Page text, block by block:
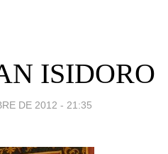
ISIDORO
DE 2012 - 21:35